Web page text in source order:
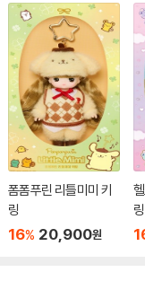
폼폼푸린 리틀미미 키
링
16% 20,900원
링